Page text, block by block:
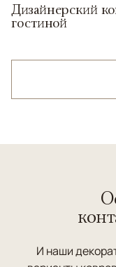
Дизайнерский
гостиной
И наши